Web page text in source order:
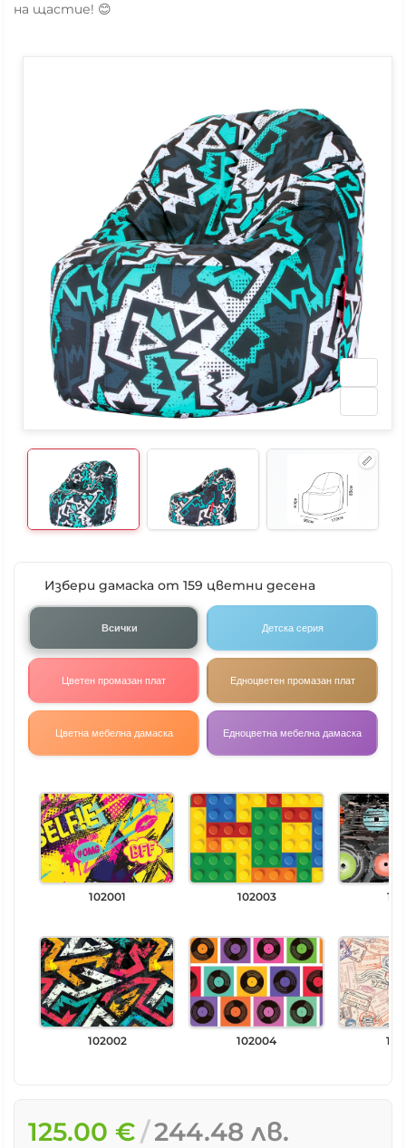
на щастие! 😊
Избери дамаска от 159 цветни десена
Всички Детска серия
Цветен промазан плат Едноцветен промазан плат
Цветна мебелна дамаска Едноцветна мебелна дамаска
102001
102002
102003
102004
125.00 € 244.48 лв.